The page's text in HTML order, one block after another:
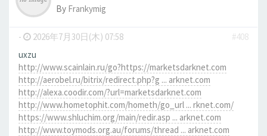
By Frankymig
- 2026年7月30日(木) 07:58
#408
uxzu
http://www.scainlain.ru/go?https://marketsdarknet.com
http://aerobel.ru/bitrix/redirect.php?g ... arknet.com
http://alexa.coodir.com/?url=marketsdarknet.com
http://www.hometophit.com/hometh/go_url ... rknet.com/
https://www.shluchim.org/main/redir.asp ... arknet.com
http://www.toymods.org.au/forums/thread ... arknet.com